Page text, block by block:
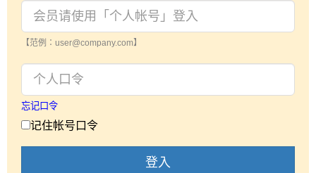
【范例：user@company.com】
忘记口令
记住帐号口令
登入